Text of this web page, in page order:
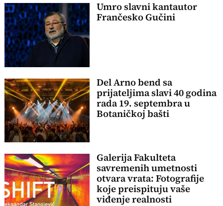
Umro slavni kantautor
Frančesko Gučini
Del Arno bend sa
prijateljima slavi 40 godina
rada 19. septembra u
Botaničkoj bašti
Galerija Fakulteta
savremenih umetnosti
otvara vrata: Fotografije
koje preispituju vaše
viđenje realnosti